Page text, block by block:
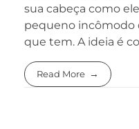
sua cabeça como
pequeno incômodo
que tem. A ideia é
Read More